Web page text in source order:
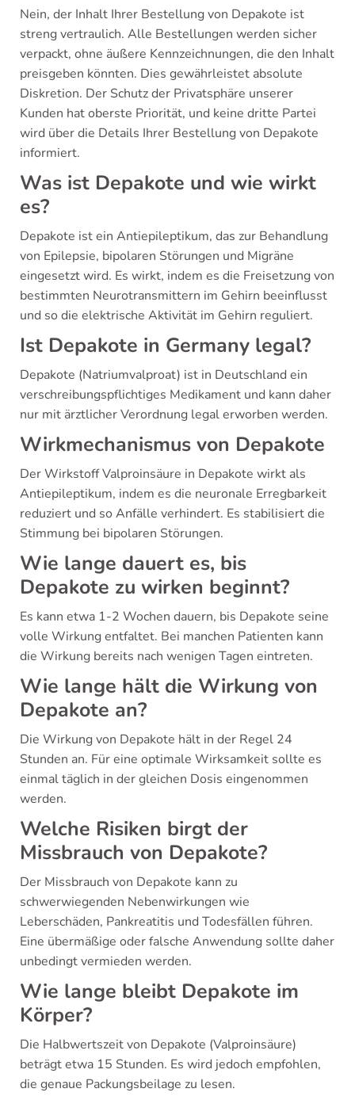
Nein, der Inhalt Ihrer Bestellung von Depakote ist
streng vertraulich. Alle Bestellungen werden sicher
verpackt, ohne äußere Kennzeichnungen, die den Inhalt
preisgeben könnten. Dies gewährleistet absolute
Diskretion. Der Schutz der Privatsphäre unserer
Kunden hat oberste Priorität, und keine dritte Partei
wird über die Details Ihrer Bestellung von Depakote
informiert.
Was ist Depakote und wie wirkt
es?
Depakote ist ein Antiepileptikum, das zur Behandlung
von Epilepsie, bipolaren Störungen und Migräne
eingesetzt wird. Es wirkt, indem es die Freisetzung von
bestimmten Neurotransmittern im Gehirn beeinflusst
und so die elektrische Aktivität im Gehirn reguliert.
Ist Depakote in Germany legal?
Depakote (Natriumvalproat) ist in Deutschland ein
verschreibungspflichtiges Medikament und kann daher
nur mit ärztlicher Verordnung legal erworben werden.
Wirkmechanismus von Depakote
Der Wirkstoff Valproinsäure in Depakote wirkt als
Antiepileptikum, indem es die neuronale Erregbarkeit
reduziert und so Anfälle verhindert. Es stabilisiert die
Stimmung bei bipolaren Störungen.
Wie lange dauert es, bis
Depakote zu wirken beginnt?
Es kann etwa 1-2 Wochen dauern, bis Depakote seine
volle Wirkung entfaltet. Bei manchen Patienten kann
die Wirkung bereits nach wenigen Tagen eintreten.
Wie lange hält die Wirkung von
Depakote an?
Die Wirkung von Depakote hält in der Regel 24
Stunden an. Für eine optimale Wirksamkeit sollte es
einmal täglich in der gleichen Dosis eingenommen
werden.
Welche Risiken birgt der
Missbrauch von Depakote?
Der Missbrauch von Depakote kann zu
schwerwiegenden Nebenwirkungen wie
Leberschäden, Pankreatitis und Todesfällen führen.
Eine übermäßige oder falsche Anwendung sollte daher
unbedingt vermieden werden.
Wie lange bleibt Depakote im
Körper?
Die Halbwertszeit von Depakote (Valproinsäure)
beträgt etwa 15 Stunden. Es wird jedoch empfohlen,
die genaue Packungsbeilage zu lesen.